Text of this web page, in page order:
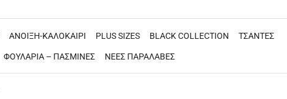
ΑΝΟΙΞΗ-ΚΑΛΟΚΑΙΡΙ PLUS SIZES BLACK COLLECTION ΤΣΑΝΤΕΣ
ΦΟΥΛΑΡΙΑ – ΠΑΣΜΙΝΕΣ ΝΕΕΣ ΠΑΡΑΛΑΒΕΣ